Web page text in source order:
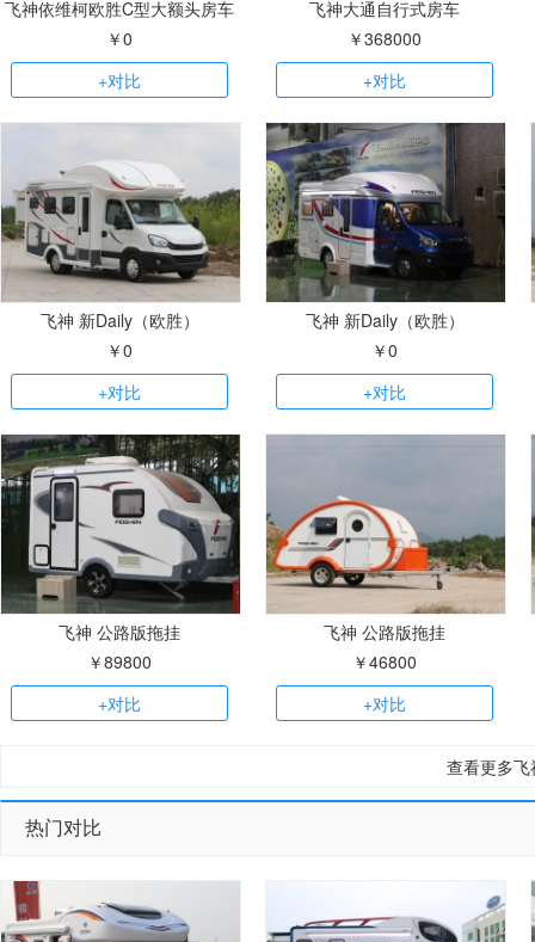
飞神依维柯欧胜C型大额头房车
￥0
+对比
飞神大通自行式房车
￥368000
+对比
飞神 新Daily（欧胜）
￥0
+对比
飞神 新Daily（欧胜）
￥0
+对比
飞神 公路版拖挂
￥89800
+对比
飞神 公路版拖挂
￥46800
+对比
查看更多
热门对比